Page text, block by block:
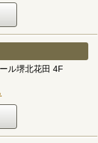
ル堺北花田 4F